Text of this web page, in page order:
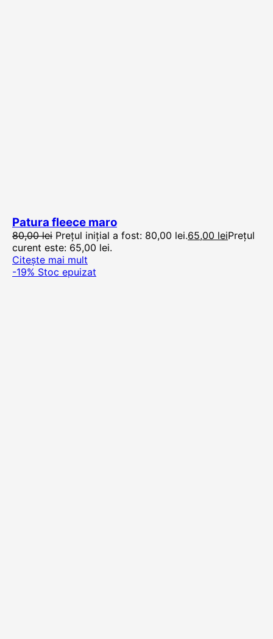
Patura fleece maro
80,00lei Prețul inițial a fost: 80,00 lei.65,00 leiPrețul
curent este: 65,00 lei.
Citește mai mult
-19% Stoc epuizat